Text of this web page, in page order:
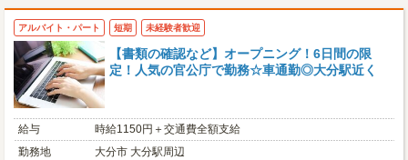
アルバイト・パート 短期 未経験者歓迎
【書類の確認など】オープニング！6日間の限
定！人気の官公庁で勤務☆車通勤◎大分駅近く
給与
時給1150円＋交通費全額支給
勤務地
大分市 大分駅周辺